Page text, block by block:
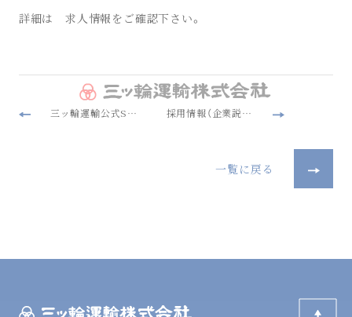
詳細は 求人情報をご確認下さい。
三ッ輪運輸公式SNS（YouTubeチャンネル及Instagram・Twitter・Tiktok）を始めました。 採用情報（企業説明会及び募集要項）を更新しました。
一覧に戻る